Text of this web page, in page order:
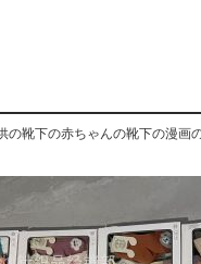
の靴下の赤ちゃんの靴下の漫画